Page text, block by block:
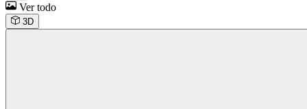
Ver todo
3D